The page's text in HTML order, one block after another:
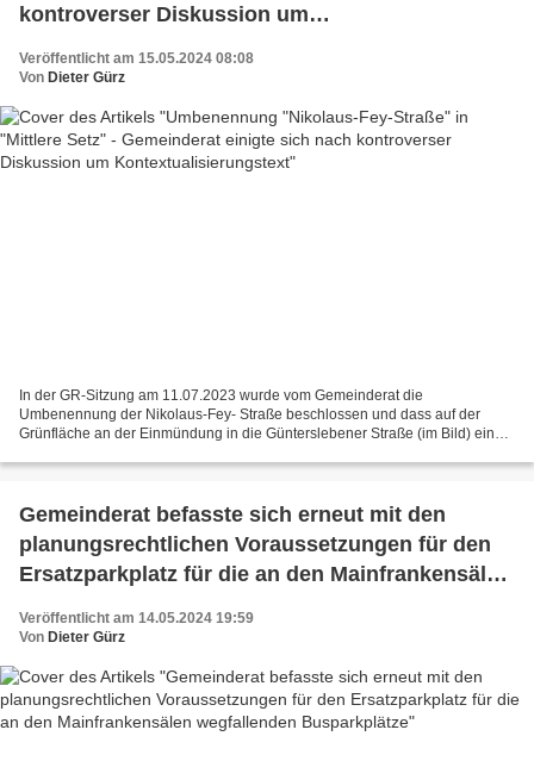
kontroverser Diskussion um
Veröffentlicht am 15.05.2024 08:08
Von Dieter Gürz
In der GR-Sitzung am 11.07.2023 wurde vom Gemeinderat die
Umbenennung der Nikolaus-Fey- Straße beschlossen und dass auf der
Grünfläche an der Einmündung in die Günterslebener Straße (im Bild) eine
Gemeinderat befasste sich erneut mit den
planungsrechtlichen Voraussetzungen für den
Ersatzparkplatz für die an den Mainfrankensälen
Veröffentlicht am 14.05.2024 19:59
Von Dieter Gürz